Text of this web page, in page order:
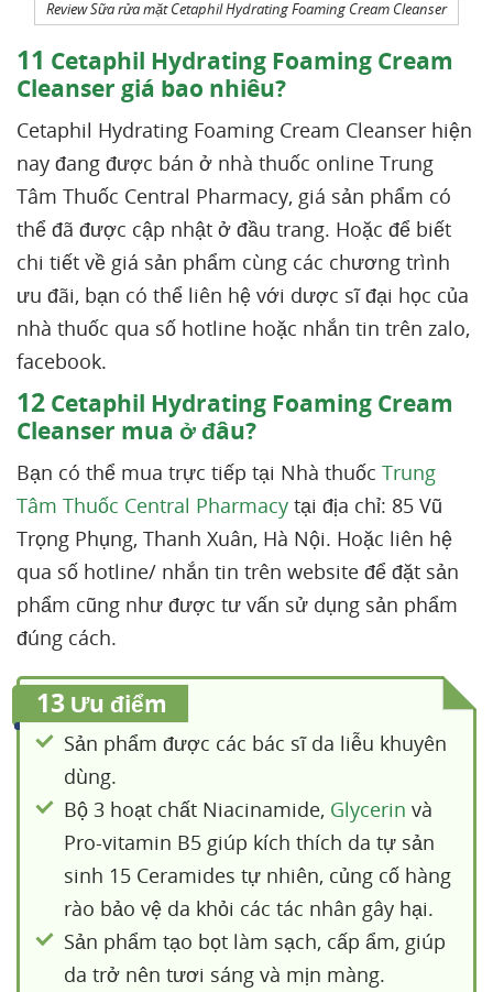
Review Sữa rửa mặt Cetaphil Hydrating Foaming Cream Cleanser
11 Cetaphil Hydrating Foaming Cream
Cleanser giá bao nhiêu?
Cetaphil Hydrating Foaming Cream Cleanser hiện
nay đang được bán ở nhà thuốc online Trung
Tâm Thuốc Central Pharmacy, giá sản phẩm có
thể đã được cập nhật ở đầu trang. Hoặc để biết
chi tiết về giá sản phẩm cùng các chương trình
ưu đãi, bạn có thể liên hệ với dược sĩ đại học của
nhà thuốc qua số hotline hoặc nhắn tin trên zalo,
facebook.
12 Cetaphil Hydrating Foaming Cream
Cleanser mua ở đâu?
Bạn có thể mua trực tiếp tại Nhà thuốc Trung
Tâm Thuốc Central Pharmacy tại địa chỉ: 85 Vũ
Trọng Phụng, Thanh Xuân, Hà Nội. Hoặc liên hệ
qua số hotline/ nhắn tin trên website để đặt sản
phẩm cũng như được tư vấn sử dụng sản phẩm
đúng cách.
13 Ưu điểm
Sản phẩm được các bác sĩ da liễu khuyên
dùng.
Bộ 3 hoạt chất Niacinamide, Glycerin và
Pro-vitamin B5 giúp kích thích da tự sản
sinh 15 Ceramides tự nhiên, củng cố hàng
rào bảo vệ da khỏi các tác nhân gây hại.
Sản phẩm tạo bọt làm sạch, cấp ẩm, giúp
da trở nên tươi sáng và mịn màng.